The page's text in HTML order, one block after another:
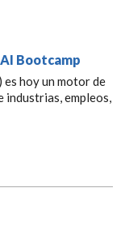
Bootcamp
hoy un motor de
industrias, empleos,